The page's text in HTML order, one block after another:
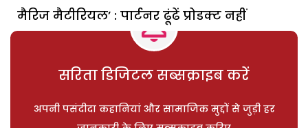
मैरिज मैटीरियल’ : पार्टनर ढूंढें प्रोडक्ट नहीं
सरिता डिजिटल सब्सक्राइब करें
अपनी पसंदीदा कहानियां और सामाजिक मुद्दों से जुड़ी हर